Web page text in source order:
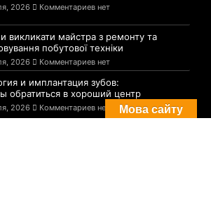
2026 Комментариев нет
викликати майстра з ремонту та
побутової техніки
2026 Комментариев нет
и имплантация зубов:
обратиться в хороший центр
2026 Комментариев нет Мова сайту